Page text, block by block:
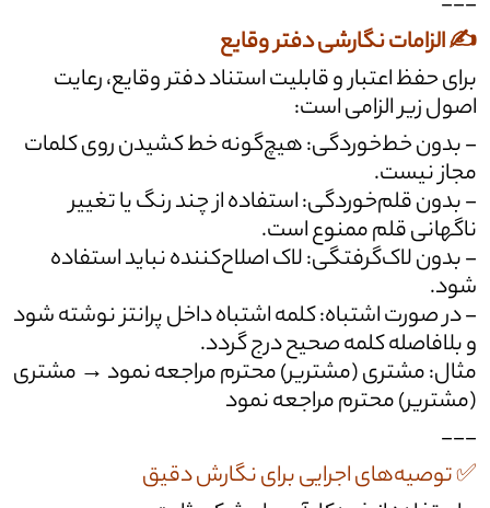
✍️ الزامات نگارشی دفتر وقایع
برای حفظ اعتبار و قابلیت استناد دفتر وقایع، رعایت
اصول زیر الزامی است:
- بدون خط‌خوردگی: هیچ‌گونه خط کشیدن روی کلمات
مجاز نیست.
- بدون قلم‌خوردگی: استفاده از چند رنگ یا تغییر
ناگهانی قلم ممنوع است.
- بدون لاک‌گرفتگی: لاک اصلاح‌کننده نباید استفاده
شود.
- در صورت اشتباه: کلمه اشتباه داخل پرانتز نوشته شود
و بلافاصله کلمه صحیح درج گردد.
مثال: مشتری (مشتریر) محترم مراجعه نمود → مشتری
(مشتریر) محترم مراجعه نمود
---
✅ توصیه‌های اجرایی برای نگارش دقیق